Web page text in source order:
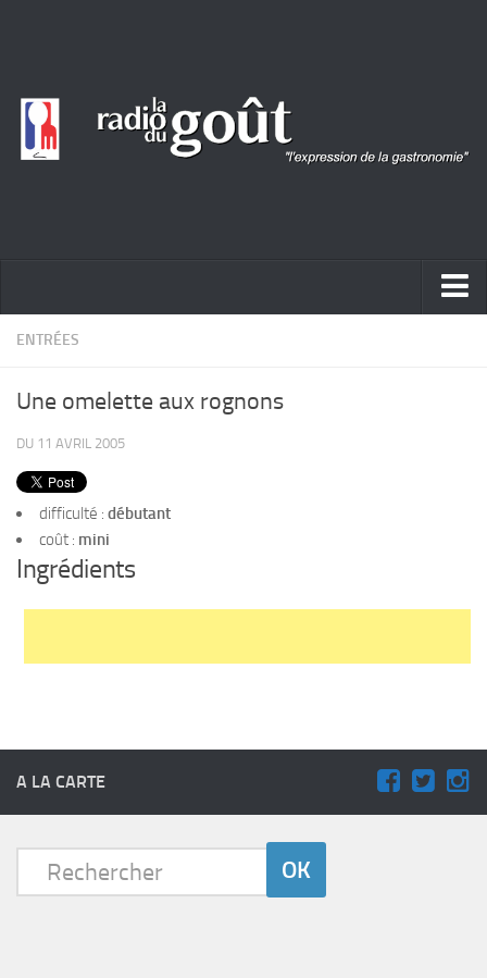
ACTUALITÉ
PRODUITS
RECETTES
Entrées
Plats
ENTRÉES
Une omelette aux rognons
DU 11 AVRIL 2005
difficulté : débutant
coût : mini
Ingrédients
A LA CARTE